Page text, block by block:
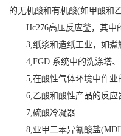
的无机酸和有机酸(如甲酸和
Hc276高压反应釜，其中的
3,纸浆和造纸工业，如煮
4,FGD 系统中的洗涤塔、
5,在酸性气体环境中作业
6,乙酸和酸性产品的反应
7,硫酸冷凝器
8,亚甲二苯异氰酸盐